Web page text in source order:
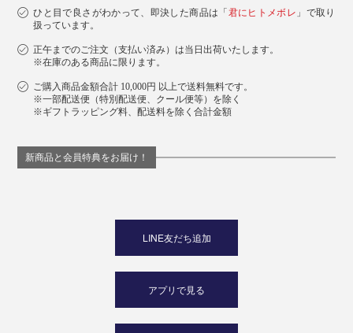
ひと目で良さがわかって、即決した商品は「君にヒトメボレ 」で取り
扱っています。
正午までのご注文（支払い済み）は当日出荷いたします。
※在庫のある商品に限ります。
ご購入商品金額合計 10,000円 以上で送料無料です。
※一部配送便（特別配送便、クール便等）を除く
※ギフトラッピング料、配送料を除く合計金額
新商品と会員特典をお届け！
LINE友だち追加
アプリで見る